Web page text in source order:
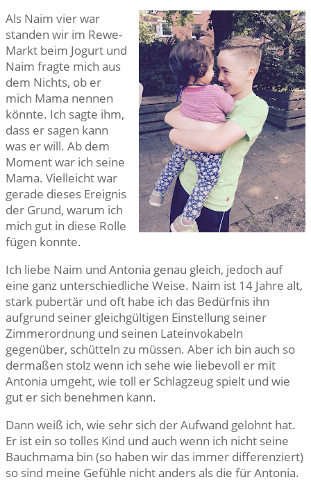
Als Naim vier war
standen wir im Rewe-
Markt beim Jogurt und
Naim fragte mich aus
dem Nichts, ob er
mich Mama nennen
könnte. Ich sagte ihm,
dass er sagen kann
was er will. Ab dem
Moment war ich seine
Mama. Vielleicht war
gerade dieses Ereignis
der Grund, warum ich
mich gut in diese Rolle
fügen konnte.
Ich liebe Naim und Antonia genau gleich, jedoch auf
eine ganz unterschiedliche Weise. Naim ist 14 Jahre alt,
stark pubertär und oft habe ich das Bedürfnis ihn
aufgrund seiner gleichgültigen Einstellung seiner
Zimmerordnung und seinen Lateinvokabeln
gegenüber, schütteln zu müssen. Aber ich bin auch so
dermaßen stolz wenn ich sehe wie liebevoll er mit
Antonia umgeht, wie toll er Schlagzeug spielt und wie
gut er sich benehmen kann.
Dann weiß ich, wie sehr sich der Aufwand gelohnt hat.
Er ist ein so tolles Kind und auch wenn ich nicht seine
Bauchmama bin (so haben wir das immer differenziert)
so sind meine Gefühle nicht anders als die für Antonia.